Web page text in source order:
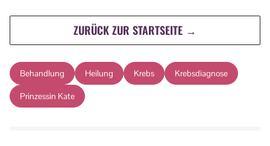
ZURÜCK ZUR STARTSEITE →
Behandlung Heilung Krebs Krebsdiagnose
Prinzessin Kate